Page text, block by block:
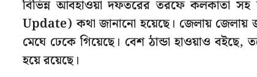
বিভিন্ন আবহাওয়া দফতরের তরফে কলকাতা
Update) কথা জানানো হয়েছে। জেলায় জেলায়
মেঘে ঢেকে গিয়েছে। বেশ ঠান্ডা হাওয়াও বইছে,
হয়ে রয়েছে।